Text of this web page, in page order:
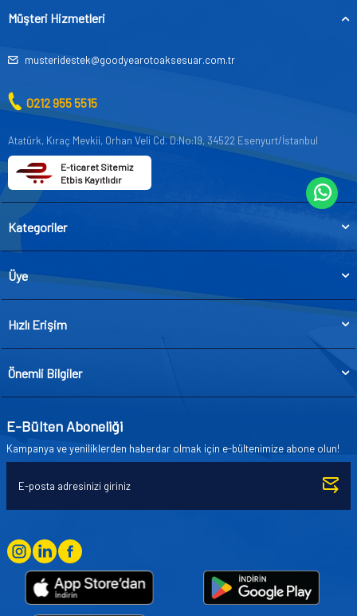
Müşteri Hizmetleri
musteridestek@goodyearotoaksesuar.com.tr
0212 955 5515
Atatürk, Kıraç Mevkii, Orhan Veli Cd. D:No:19, 34522 Esenyurt/İstanbul
E-ticaret Sitemiz
Etbis Kayıtlıdır
Kategoriler
Üye
Hızlı Erişim
Önemli Bilgiler
E-Bülten Aboneliği
Kampanya ve yeniliklerden haberdar olmak için e-bültenimize abone olun!